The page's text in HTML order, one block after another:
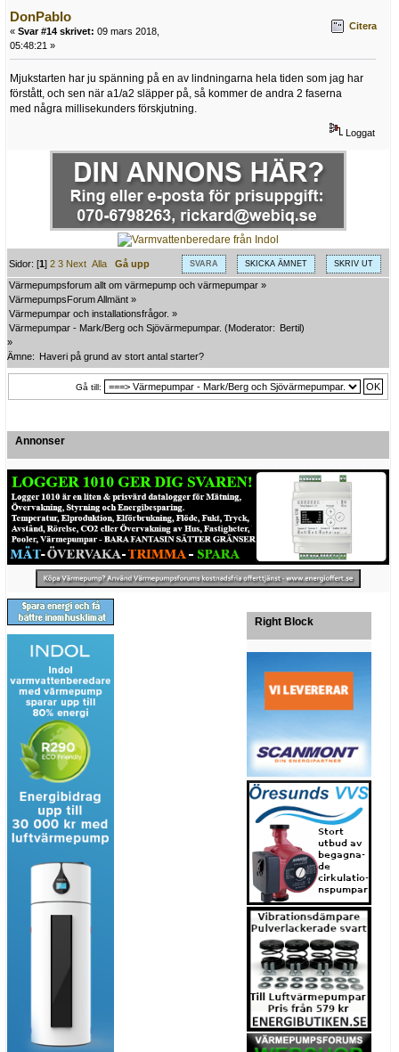
DonPablo
« Svar #14 skrivet: 09 mars 2018,
05:48:21 »
Citera
Mjukstarten har ju spänning på en av lindningarna hela tiden som jag har
förstått, och sen när a1/a2 släpper på, så kommer de andra 2 faserna
med några millisekunders förskjutning.
Loggat
SVARA SKICKA ÄMNET SKRIV UT
Sidor: [1]2 3 Next Alla
Gå upp
Värmepumpsforum allt om värmepump och värmepumpar »
VärmepumpsForum Allmänt »
Värmepumpar och installationsfrågor. »
Värmepumpar - Mark/Berg och Sjövärmepumpar. (Moderator: Bertil)
»
Ämne: Haveri på grund av stort antal starter?
Gå till:
Annonser
Right Block